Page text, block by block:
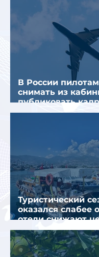
В России
снимать из
публиковать
интернете
Туристический
оказался слабее
отели снижают
загрузка